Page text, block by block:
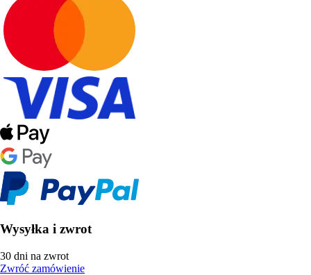
Wysyłka i zwrot
30 dni na zwrot
Zwróć zamówienie